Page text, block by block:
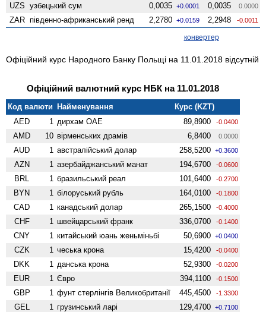
UZS узбецький сум 0,0035 +0.0001 0,0035 0.0000
ZAR південно-африканський ренд 2,2780 +0.0159 2,2948 -0.0011
конвертер
Офіційний курс Народного Банку Польщі на 11.01.2018 відсутній
Офіційний валютний курс НБК на 11.01.2018
Код валюти Найменування
Курс (KZT)
AED
1 дирхам ОАЕ 89,8900 -0.0400
AMD 10 вiрменських драмів 6,8400 0.0000
AUD 1 австралійський долар 258,5200 +0.3600
AZN 1 азербайджанський манат 194,6700 -0.0600
BRL 1 бразильський реал 101,6400 -0.2700
BYN 1 білоруський рубль 164,0100 -0.1800
CAD 1 канадський долар 265,1500 -0.4000
CHF 1 швейцарський франк 336,0700 -0.1400
CNY 1 китайський юань женьмiньбi 50,6900 +0.0400
CZK 1 чеська крона 15,4200 -0.0400
DKK 1 данська крона 52,9300 -0.0200
EUR 1 Євро 394,1100 -0.1500
GBP 1 фунт стерлінгів Велико­британії 445,4500 -1.3300
GEL 1 грузинський ларі 129,4700 +0.7100